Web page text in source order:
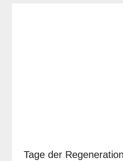
Tage der